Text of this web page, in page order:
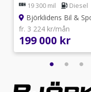
19 300 mil Diesel
Björklidens Bil &
fr. 3 224 kr/mån
199 000 kr